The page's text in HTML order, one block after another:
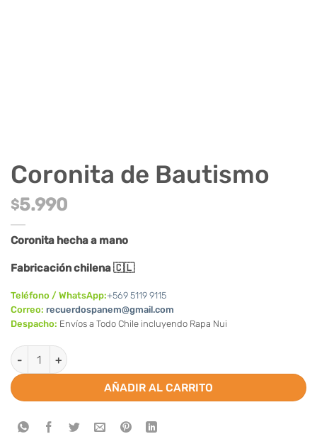
Coronita de Bautismo
$5.990
Coronita hecha a mano
Fabricación chilena 🇨🇱
Teléfono / WhatsApp:+569 5119 9115
Correo: recuerdospanem@gmail.com
Despacho: Envíos a Todo Chile incluyendo Rapa Nui
Coronita de Bautismo cantidad
AÑADIR AL CARRITO